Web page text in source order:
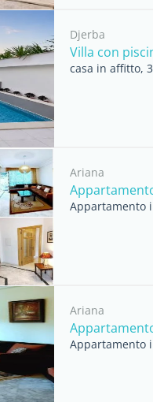
Djerba
Villa con
casa in affitto,
Ariana
Appartamento
Ariana
Appartamento